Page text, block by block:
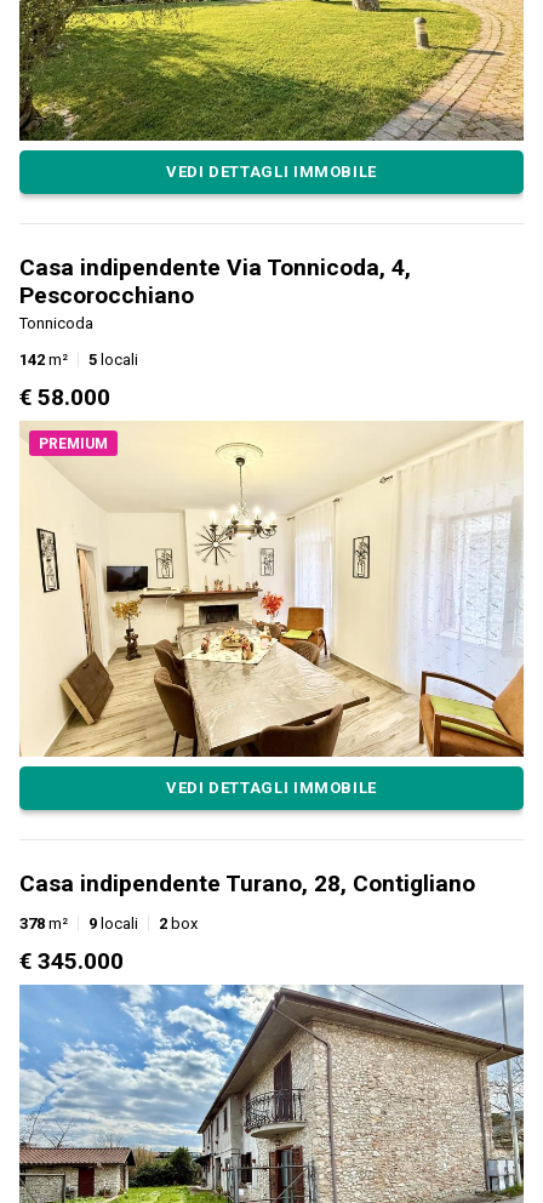
VEDI DETTAGLI IMMOBILE
Casa indipendente Via Tonnicoda, 4,
Pescorocchiano
Tonnicoda
142 m² 5 locali
€ 58.000
PREMIUM
VEDI DETTAGLI IMMOBILE
Casa indipendente Turano, 28, Contigliano
378 m² 9 locali 2 box
€ 345.000